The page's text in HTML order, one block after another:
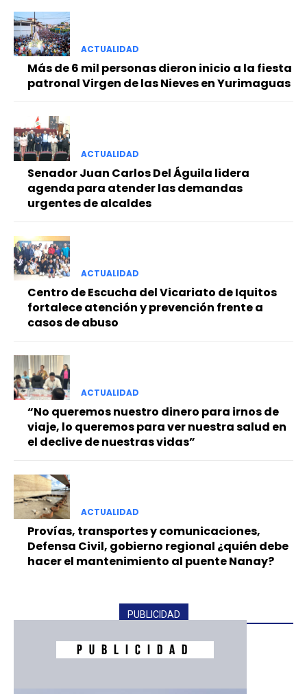
ACTUALIDAD
Más de 6 mil personas dieron inicio a la fiesta
patronal Virgen de las Nieves en Yurimaguas
ACTUALIDAD
Senador Juan Carlos Del Águila lidera
agenda para atender las demandas
urgentes de alcaldes
ACTUALIDAD
Centro de Escucha del Vicariato de Iquitos
fortalece atención y prevención frente a
casos de abuso
ACTUALIDAD
“No queremos nuestro dinero para irnos de
viaje, lo queremos para ver nuestra salud en
el declive de nuestras vidas”
ACTUALIDAD
Provías, transportes y comunicaciones,
Defensa Civil, gobierno regional ¿quién debe
hacer el mantenimiento al puente Nanay?
PUBLICIDAD